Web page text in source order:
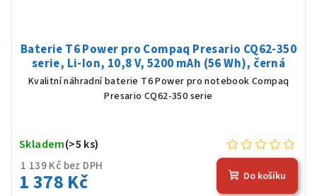
Baterie T6 Power pro Compaq Presario CQ62-350
serie, Li-Ion, 10,8 V, 5200 mAh (56 Wh), černá
Kvalitní náhradní baterie T6 Power pro notebook Compaq
Presario CQ62-350 serie
1 139 Kč bez DPH
1 378 Kč
Skladem(>5 ks)
Do košíku